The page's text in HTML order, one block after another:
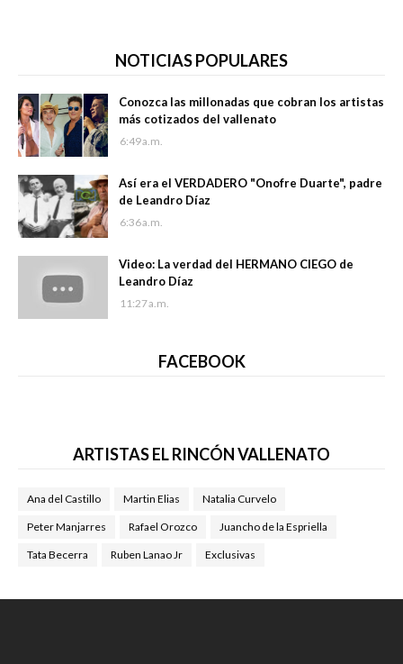
NOTICIAS POPULARES
Conozca las millonadas que cobran los artistas
más cotizados del vallenato
6:49 a.m.
Así era el VERDADERO "Onofre Duarte", padre
de Leandro Díaz
6:36 a.m.
Video: La verdad del HERMANO CIEGO de
Leandro Díaz
11:27 a.m.
FACEBOOK
ARTISTAS EL RINCÓN VALLENATO
Ana del Castillo Martin Elias Natalia Curvelo
Peter Manjarres Rafael Orozco Juancho de la Espriella
Tata Becerra Ruben Lanao Jr Exclusivas